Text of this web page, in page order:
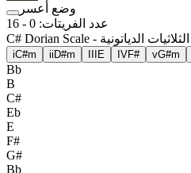
وضع أعسر
عدد الفريتات:
0
-
16
C# Dorian Scale - الثلاثيات الدياتونية
iC#m ii D#m E IVF# vG#m
Bb
B
C#
Eb
E
F#
G#
Bb